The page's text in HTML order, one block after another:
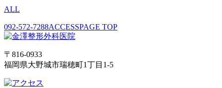
ALL
092-572-7288ACCESSPAGE TOP
〒816-0933
福岡県大野城市瑞穂町1丁目1-5